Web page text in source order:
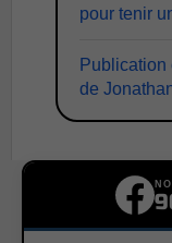
pour tenir
de